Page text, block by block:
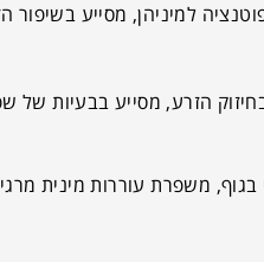
למיניהן, מסייע בשיפור
הזרע, מסייע בבעיות של
בגוף, משפרת עוררות מינית